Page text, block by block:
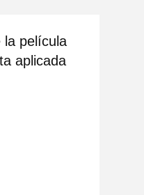
la película
aplicada